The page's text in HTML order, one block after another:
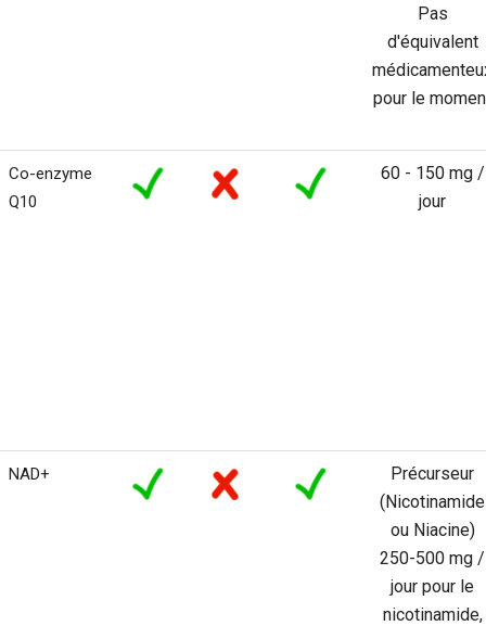
Pas
d'équivalent
pour le
Co-enzyme
Q10
60 - 150 mg /
jour
NAD+
Précurseur
(Nicotinamide
ou Niacine)
250-500 mg /
jour pour le
nicotinamide,